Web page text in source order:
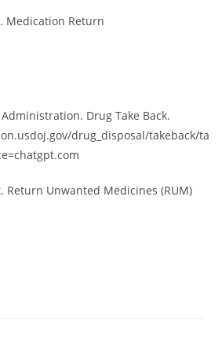
Medication Return
Drug Take Back.
drug_disposal/takeback/ta
Return Unwanted Medicines (RUM)